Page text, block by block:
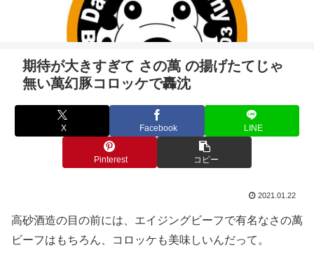
期待が大きすぎて さの萬 の揚げたてじゃ
無い萬幻豚コロッケで轟沈
X Facebook LINE
Pinterest コピー
2021.01.22
高砂酒造の目の前には、エイジングビーフで有名なさの萬
ビーフはもちろん、コロッケも美味しいんだって。